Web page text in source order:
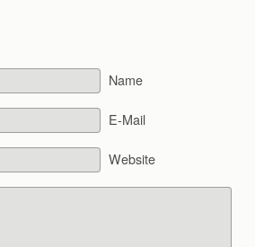
Name
E-Mail
Website